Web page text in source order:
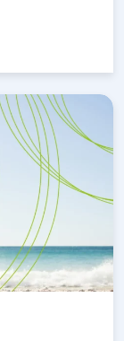
La